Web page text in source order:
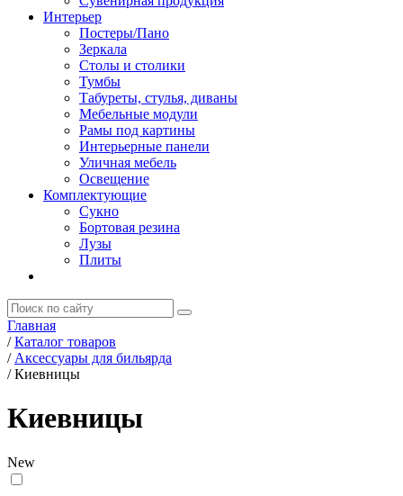
Интерьер
Постеры/Пано
Зеркала
Столы и столики
Тумбы
Табуреты, стулья, диваны
Мебельные модули
Рамы под картины
Интерьерные панели
Уличная мебель
Освещение
Комплектующие
Сукно
Бортовая резина
Лузы
Плиты
Главная
/ Каталог товаров
/ Аксессуары для бильярда
/ Киевницы
Киевницы
New